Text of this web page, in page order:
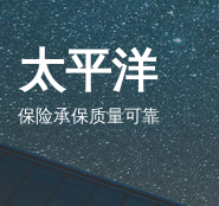
太平洋
保险承保质量可靠